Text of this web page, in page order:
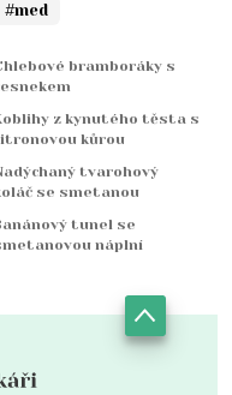
#med
bramboráky s
z kynutého těsta s
kůrou
tvarohový
se smetanou
tunel se
náplní